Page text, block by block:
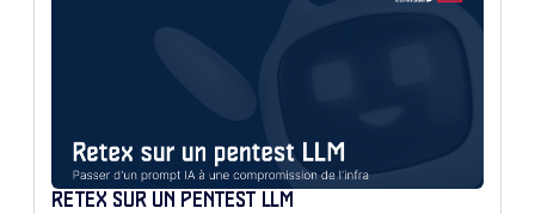
RETEX SUR UN PENTEST LLM